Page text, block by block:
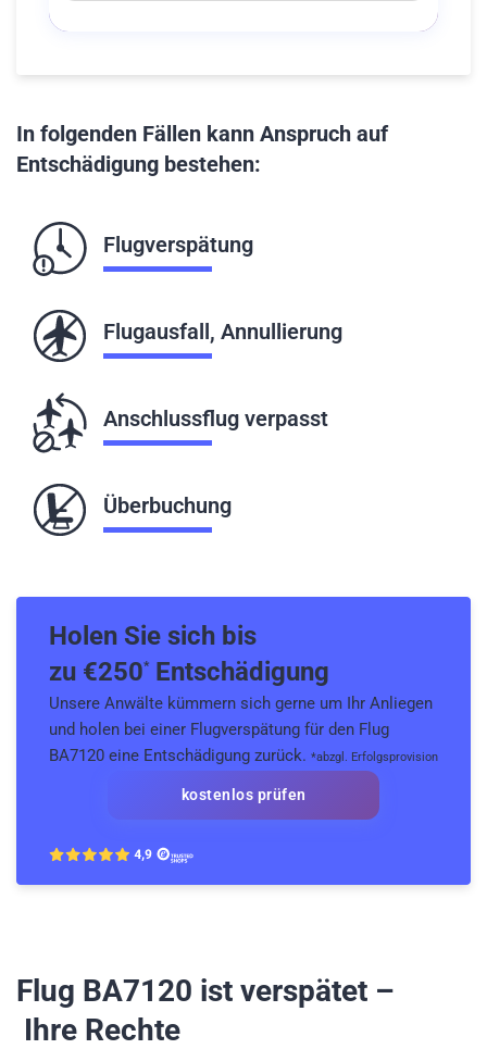
In folgenden Fällen kann Anspruch auf
Entschädigung bestehen:
Flugverspätung
Flugausfall, Annullierung
Anschlussflug verpasst
Überbuchung
Holen Sie sich bis
zu €250*Entschädigung
Unsere Anwälte kümmern sich gerne um Ihr Anliegen
und holen bei einer Flugverspätung für den Flug
BA7120 eine Entschädigung zurück. *abzgl. Erfolgsprovision
kostenlos prüfen
Flug BA7120 ist verspätet –
Ihre Rechte